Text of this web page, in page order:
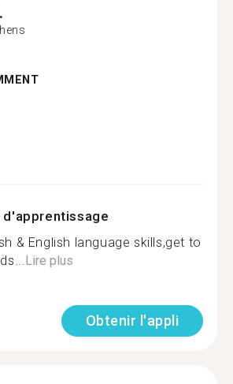
& English language skills,get to
Lire plus
Obtenir l'appli